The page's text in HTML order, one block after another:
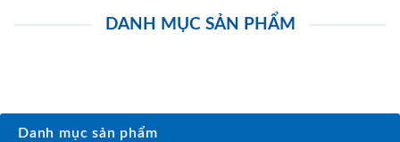
DANH MỤC SẢN PHẨM
Danh mục sản phẩm